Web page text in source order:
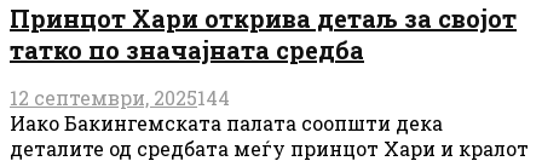
Принцот Хари открива детаљ за својот
татко по значајната средба
12 септември, 2025144
Иако Бакингемската палата соопшти дека
деталите од средбата меѓу принцот Хари и кралот